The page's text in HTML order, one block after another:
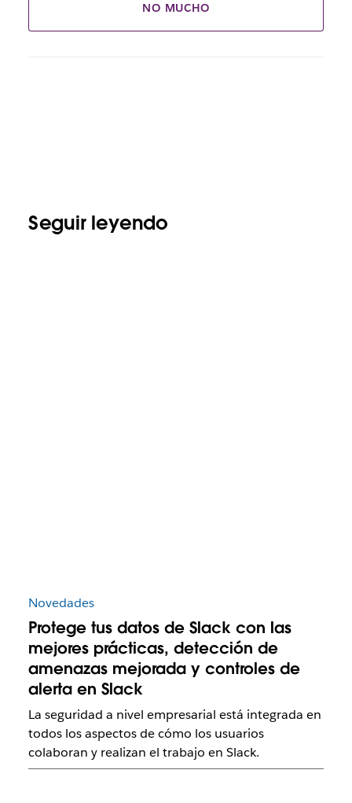
NO MUCHO
Seguir leyendo
Novedades
Protege tus datos de Slack con las
mejores prácticas, detección de
amenazas mejorada y controles de
alerta en Slack
La seguridad a nivel empresarial está integrada en
todos los aspectos de cómo los usuarios
colaboran y realizan el trabajo en Slack.